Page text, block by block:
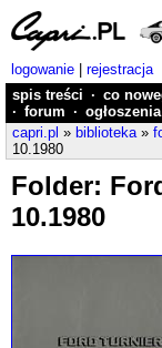
logowanie
rejestracja
spis treści · co
· forum · ogłoszenia
capri.pl » biblioteka»
10.1980
Folder:
10.1980